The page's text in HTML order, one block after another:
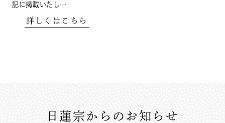
記に掲載いたし…
詳しくはこちら
日蓮宗からのお知らせ